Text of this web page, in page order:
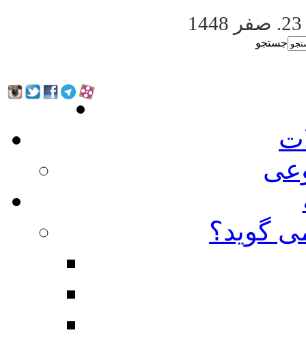
جستجو
گوید؟